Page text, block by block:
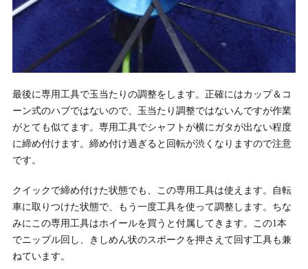
最後に専用工具で玉当たりの調整をします。正確にはカップ＆コ
ーン式のハブではないので、玉当たり調整ではないんですが作業
がとても似てます。専用工具でシャフトが横にガタが出ない程度
に締め付けます。締め付け過ぎると回転が渋くなりますので注意
です。
クイックで締め付けた状態でも、この専用工具は使えます。自転
車に取りつけた状態で、もう一度工具を使って調整します。ちな
みにこの専用工具はホイールを買うと付属してきます。この1本
でニップル回し、きしめん状のスポークを押さえて回す工具も兼
ねています。